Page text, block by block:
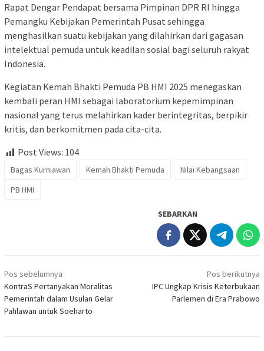
Rapat Dengar Pendapat bersama Pimpinan DPR RI hingga
Pemangku Kebijakan Pemerintah Pusat sehingga
menghasilkan suatu kebijakan yang dilahirkan dari gagasan
intelektual pemuda untuk keadilan sosial bagi seluruh rakyat
Indonesia.
Kegiatan Kemah Bhakti Pemuda PB HMI 2025 menegaskan
kembali peran HMI sebagai laboratorium kepemimpinan
nasional yang terus melahirkan kader berintegritas, berpikir
kritis, dan berkomitmen pada cita-cita.
Post Views: 104
Bagas Kurniawan Kemah Bhakti Pemuda
Nilai Kebangsaan
PB HMI
SEBARKAN
Navigasi
pos
Pos sebelumnya
KontraS Pertanyakan Moralitas
Pemerintah dalam Usulan Gelar
Pahlawan untuk Soeharto
Pos berikutnya
IPC Ungkap Krisis Keterbukaan
Parlemen di Era Prabowo